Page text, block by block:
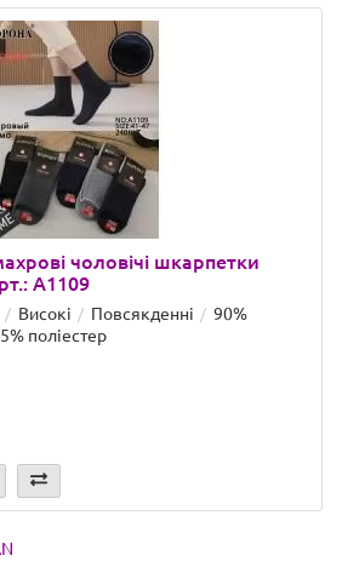
чоловічі шкарпетки
А1109
Високі Повсякденні
90%
поліестер